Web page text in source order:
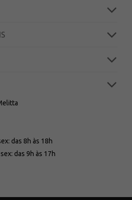
das 8h às 18h
das 9h às 17h